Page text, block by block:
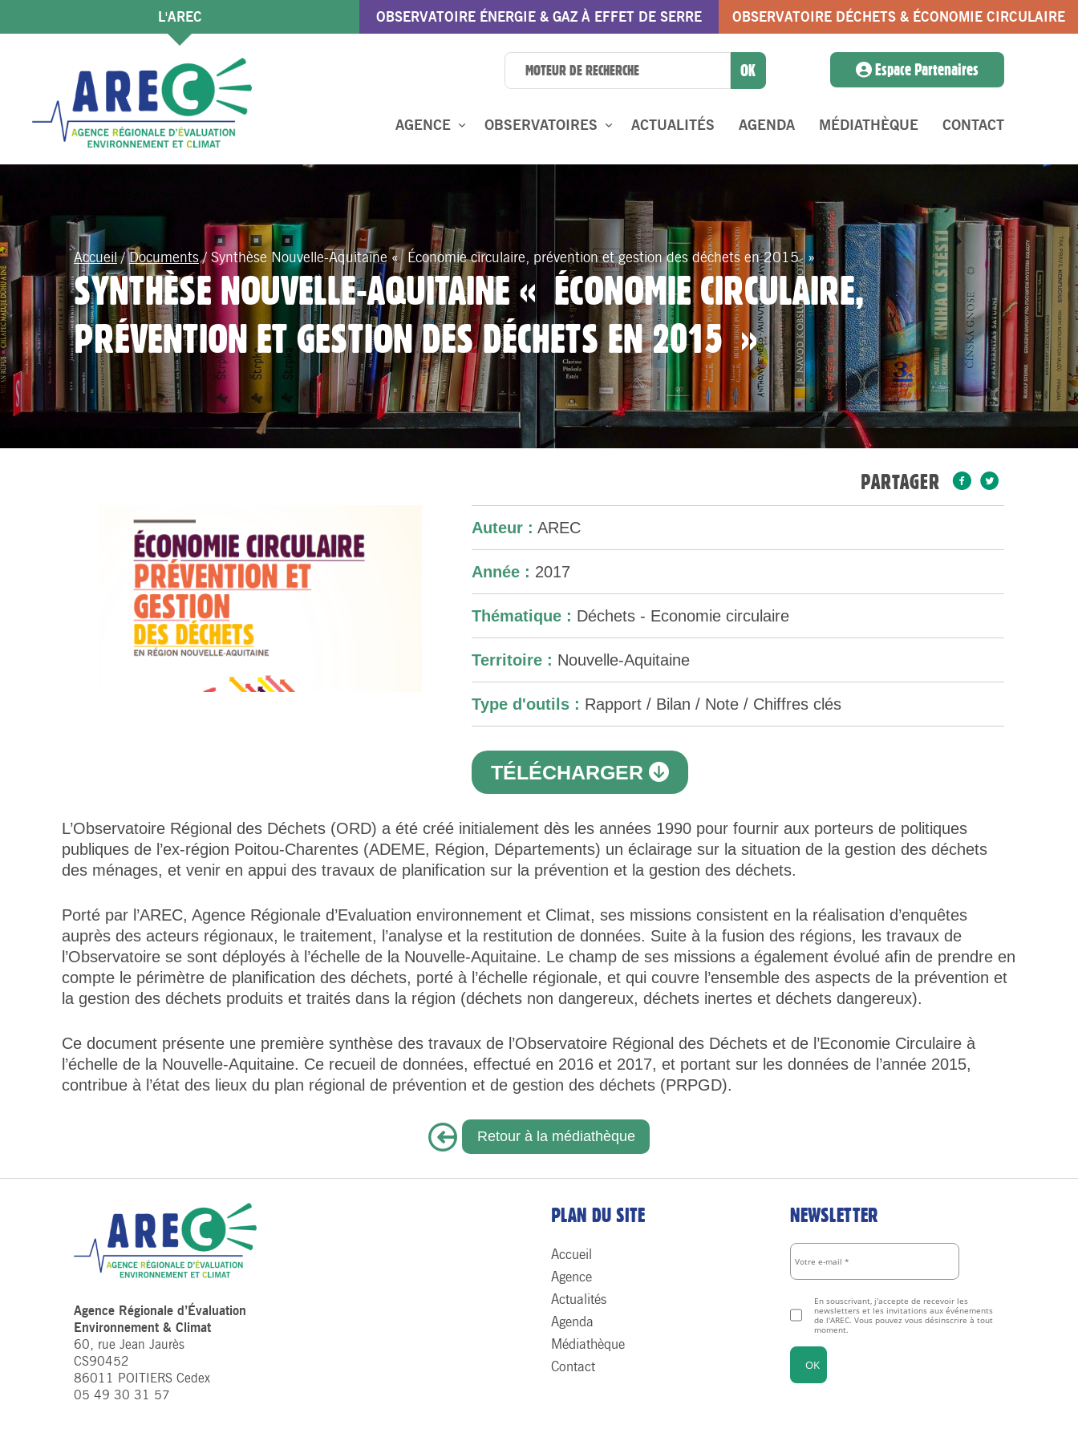
L'AREC OBSERVATOIRE ÉNERGIE & GAZ À EFFET DE SERRE OBSERVATOIRE DÉCHETS & ÉCONOMIE CIRCULAIRE
Espace Partenaires
AGENCE OBSERVATOIRES ACTUALITÉS AGENDA MÉDIATHÈQUE CONTACT
Accueil/Documents/ Synthèse Nouvelle-Aquitaine « Économie circulaire, prévention et gestion des déchets en 2015 »
SYNTHÈSE NOUVELLE-AQUITAINE « ÉCONOMIE CIRCULAIRE,
PRÉVENTION ET GESTION DES DÉCHETS EN 2015 »
PARTAGER
Auteur : AREC
Année : 2017
Thématique : Déchets - Economie circulaire
Territoire : Nouvelle-Aquitaine
Type d'outils : Rapport / Bilan / Note / Chiffres clés
TÉLÉCHARGER
L’Observatoire Régional des Déchets (ORD) a été créé initialement dès les années 1990 pour fournir aux porteurs de politiques
publiques de l’ex-région Poitou-Charentes (ADEME, Région, Départements) un éclairage sur la situation de la gestion des déchets
des ménages, et venir en appui des travaux de planification sur la prévention et la gestion des déchets.
Porté par l’AREC, Agence Régionale d’Evaluation environnement et Climat, ses missions consistent en la réalisation d’enquêtes
auprès des acteurs régionaux, le traitement, l’analyse et la restitution de données. Suite à la fusion des régions, les travaux de
l’Observatoire se sont déployés à l’échelle de la Nouvelle-Aquitaine. Le champ de ses missions a également évolué afin de prendre en
compte le périmètre de planification des déchets, porté à l’échelle régionale, et qui couvre l’ensemble des aspects de la prévention et
la gestion des déchets produits et traités dans la région (déchets non dangereux, déchets inertes et déchets dangereux).
Ce document présente une première synthèse des travaux de l’Observatoire Régional des Déchets et de l’Economie Circulaire à
l’échelle de la Nouvelle-Aquitaine. Ce recueil de données, effectué en 2016 et 2017, et portant sur les données de l’année 2015,
contribue à l’état des lieux du plan régional de prévention et de gestion des déchets (PRPGD).
Retour à la médiathèque
Agence Régionale d’Évaluation
Environnement & Climat
60, rue Jean Jaurès
CS90452
86011 POITIERS Cedex
05 49 30 31 57
PLAN DU SITE
Accueil
Agence
Actualités
Agenda
Médiathèque
Contact
NEWSLETTER
En souscrivant, j'accepte de recevoir les
newsletters et les invitations aux événements
de l'AREC. Vous pouvez vous désinscrire à tout
moment.